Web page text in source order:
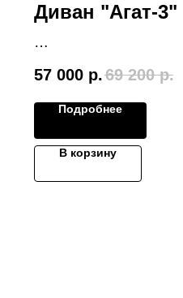
Диван "Агат-3"
57 000 р.69 200 р.
Подробнее
В корзину